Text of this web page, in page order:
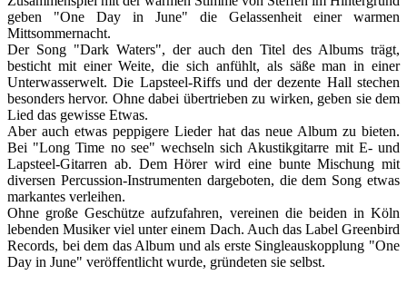
geben "One Day in June" die Gelassenheit einer warmen
Mittsommernacht.
Der Song "Dark Waters", der auch den Titel des Albums trägt,
besticht mit einer Weite, die sich anfühlt, als säße man in einer
Unterwasserwelt. Die Lapsteel-Riffs und der dezente Hall stechen
besonders hervor. Ohne dabei übertrieben zu wirken, geben sie dem
Lied das gewisse Etwas.
Aber auch etwas peppigere Lieder hat das neue Album zu bieten.
Bei "Long Time no see" wechseln sich Akustikgitarre mit E- und
Lapsteel-Gitarren ab. Dem Hörer wird eine bunte Mischung mit
diversen Percussion-Instrumenten dargeboten, die dem Song etwas
markantes verleihen.
Ohne große Geschütze aufzufahren, vereinen die beiden in Köln
lebenden Musiker viel unter einem Dach. Auch das Label Greenbird
Records, bei dem das Album und als erste Singleauskopplung "One
Day in June" veröffentlicht wurde, gründeten sie selbst.